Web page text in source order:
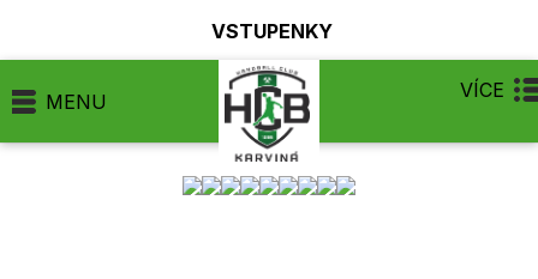
VSTUPENKY
MENU VÍCE